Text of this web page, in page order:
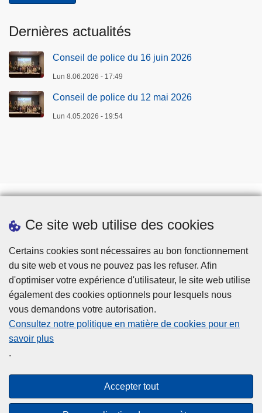
Ce site web utilise des cookies
Certains cookies sont nécessaires au bon fonctionnement
du site web et vous ne pouvez pas les refuser. Afin
d'optimiser votre expérience d'utilisateur, le site web utilise
également des cookies optionnels pour lesquels nous
vous demandons votre autorisation.
Consultez notre politique en matière de cookies pour en
savoir plus
.
Accepter tout
Dernières actualités
Conseil de police du 16 juin 2026
Lun 8.06.2026 - 17:49
Conseil de police du 12 mai 2026
Lun 4.05.2026 - 19:54
Téléchargements
Presse
Cookies
Accessibilité